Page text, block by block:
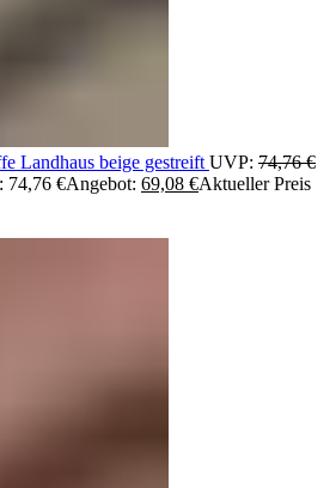
Landhaus beige gestreift UVP: 74,76€
74,76 €Angebot: 69,08 €Aktueller Preis